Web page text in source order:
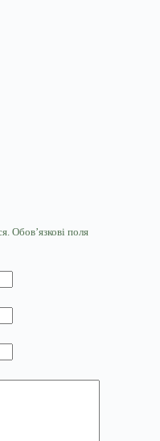
Обов’язкові поля